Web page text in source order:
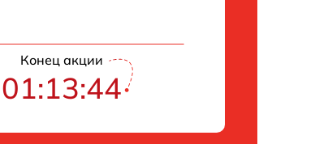
Конец акции
01:13:43